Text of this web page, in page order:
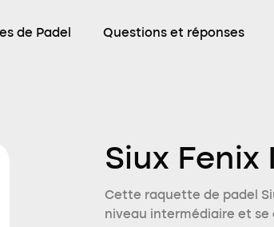
de Padel Questions et réponses
Siux Fenix
Cette raquette de padel
niveau intermédiaire et se